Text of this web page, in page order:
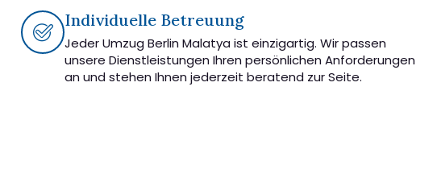
Individuelle Betreuung
Jeder Umzug Berlin Malatya ist einzigartig. Wir passen
unsere Dienstleistungen Ihren persönlichen Anforderungen
an und stehen Ihnen jederzeit beratend zur Seite.